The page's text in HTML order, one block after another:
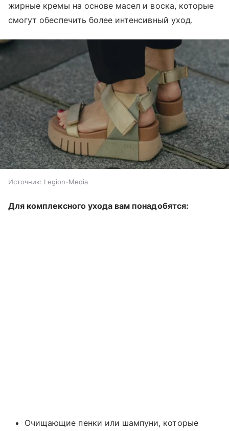
жирные кремы на основе масел и воска, которые
смогут обеспечить более интенсивный уход.
Источник: Legion-Media
Для комплексного ухода вам понадобятся:
Очищающие пенки или шампуни, которые